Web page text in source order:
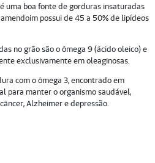
uma boa fonte de gorduras insaturadas
possui de 45 a 50% de lipídeos
no grão são o ômega 9 (ácido oleico) e
exclusivamente em oleaginosas.
com o ômega 3, encontrado em
para manter o organismo saudável,
Alzheimer e depressão.